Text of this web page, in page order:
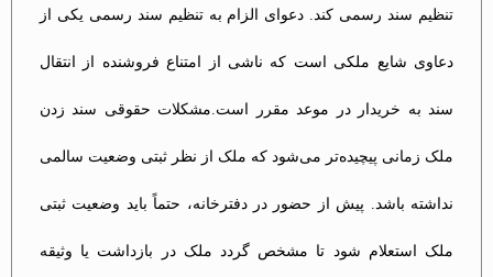
تنظیم سند رسمی کند. دعوای الزام به تنظیم سند رسمی یکی از
دعاوی شایع ملکی است که ناشی از امتناع فروشنده از انتقال
سند به خریدار در موعد مقرر است.مشکلات حقوقی سند زدن
ملک زمانی پیچیده‌تر می‌شود که ملک از نظر ثبتی وضعیت سالمی
نداشته باشد. پیش از حضور در دفترخانه، حتماً باید وضعیت ثبتی
ملک استعلام شود تا مشخص گردد ملک در بازداشت یا وثیقه